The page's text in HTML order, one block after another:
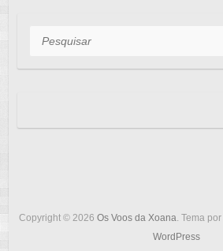
Pesquisar
Copyright © 2026 Os Voos da Xoana. Tema por
WordPress